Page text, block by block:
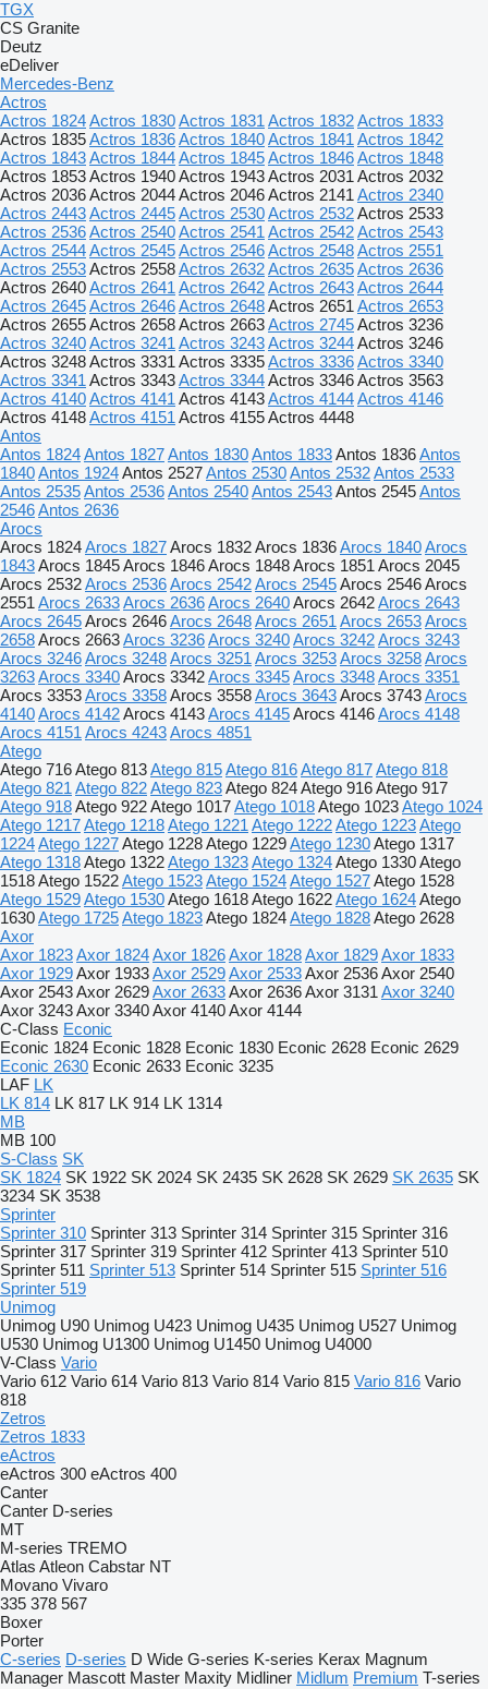
TGX
CS Granite
Deutz
eDeliver
Mercedes-Benz
Actros
Actros 1824Actros 1830Actros 1831 Actros 1832Actros 1833
Actros 1835Actros 1836Actros 1840Actros 1841 Actros 1842
Actros 1843Actros 1844Actros 1845Actros 1846Actros 1848
Actros 1853Actros 1940Actros 1943Actros 2031 Actros 2032
Actros 2036Actros 2044Actros 2046Actros 2141 Actros 2340
Actros 2443Actros 2445Actros 2530Actros 2532Actros 2533
Actros 2536Actros 2540Actros 2541 Actros 2542Actros 2543
Actros 2544Actros 2545Actros 2546Actros 2548Actros 2551
Actros 2553Actros 2558Actros 2632Actros 2635Actros 2636
Actros 2640Actros 2641 Actros 2642Actros 2643Actros 2644
Actros 2645Actros 2646Actros 2648Actros 2651 Actros 2653
Actros 2655Actros 2658Actros 2663Actros 2745Actros 3236
Actros 3240Actros 3241 Actros 3243Actros 3244Actros 3246
Actros 3248Actros 3331 Actros 3335Actros 3336Actros 3340
Actros 3341 Actros 3343Actros 3344Actros 3346Actros 3563
Actros 4140Actros 4141 Actros 4143Actros 4144Actros 4146
Actros 4148Actros 4151 Actros 4155Actros 4448
Antos
Antos 1824Antos 1827Antos 1830Antos 1833Antos 1836Antos
1840Antos 1924Antos 2527Antos 2530Antos 2532Antos 2533
Antos 2535Antos 2536Antos 2540Antos 2543Antos 2545Antos
2546Antos 2636
Arocs
Arocs 1824Arocs 1827Arocs 1832Arocs 1836Arocs 1840Arocs
1843Arocs 1845Arocs 1846Arocs 1848Arocs 1851 Arocs 2045
Arocs 2532Arocs 2536Arocs 2542Arocs 2545Arocs 2546Arocs
2551 Arocs 2633Arocs 2636Arocs 2640Arocs 2642Arocs 2643
Arocs 2645Arocs 2646Arocs 2648Arocs 2651 Arocs 2653Arocs
2658Arocs 2663Arocs 3236Arocs 3240Arocs 3242Arocs 3243
Arocs 3246Arocs 3248Arocs 3251 Arocs 3253Arocs 3258Arocs
3263Arocs 3340Arocs 3342Arocs 3345Arocs 3348Arocs 3351
Arocs 3353Arocs 3358Arocs 3558Arocs 3643Arocs 3743Arocs
4140Arocs 4142Arocs 4143Arocs 4145Arocs 4146Arocs 4148
Arocs 4151 Arocs 4243Arocs 4851
Atego
Atego 716Atego 813Atego 815Atego 816Atego 817Atego 818
Atego 821 Atego 822Atego 823Atego 824Atego 916Atego 917
Atego 918Atego 922Atego 1017Atego 1018Atego 1023Atego 1024
Atego 1217Atego 1218Atego 1221 Atego 1222Atego 1223Atego
1224Atego 1227Atego 1228Atego 1229Atego 1230Atego 1317
Atego 1318Atego 1322Atego 1323Atego 1324Atego 1330Atego
1518Atego 1522Atego 1523Atego 1524Atego 1527Atego 1528
Atego 1529Atego 1530Atego 1618Atego 1622Atego 1624Atego
1630Atego 1725Atego 1823Atego 1824Atego 1828Atego 2628
Axor
Axor 1823Axor 1824Axor 1826Axor 1828Axor 1829Axor 1833
Axor 1929Axor 1933Axor 2529Axor 2533Axor 2536Axor 2540
Axor 2543Axor 2629Axor 2633Axor 2636Axor 3131 Axor 3240
Axor 3243Axor 3340Axor 4140Axor 4144
C-Class Econic
Econic 1824 Econic 1828 Econic 1830 Econic 2628 Econic 2629
Econic 2630 Econic 2633 Econic 3235
LAF LK
LK 814 LK 817 LK 914 LK 1314
MB
MB 100
S-Class SK
SK 1824 SK 1922 SK 2024 SK 2435 SK 2628 SK 2629 SK 2635 SK
3234 SK 3538
Sprinter
Sprinter 310 Sprinter 313 Sprinter 314 Sprinter 315 Sprinter 316
Sprinter 317 Sprinter 319 Sprinter 412 Sprinter 413 Sprinter 510
Sprinter 511 Sprinter 513 Sprinter 514 Sprinter 515 Sprinter 516
Sprinter 519
Unimog
Unimog U90 Unimog U423 Unimog U435 Unimog U527 Unimog
U530 Unimog U1300 Unimog U1450 Unimog U4000
V-Class Vario
Vario 612 Vario 614 Vario 813 Vario 814 Vario 815 Vario 816 Vario
818
Zetros
Zetros 1833
eActros
eActros 300 eActros 400
Canter
Canter D-series
MT
M-series TREMO
Atlas Atleon Cabstar NT
Movano Vivaro
335 378 567
Boxer
Porter
C-series D-series D Wide G-series K-series Kerax Magnum
Manager Mascott Master Maxity Midliner Midlum Premium T-series